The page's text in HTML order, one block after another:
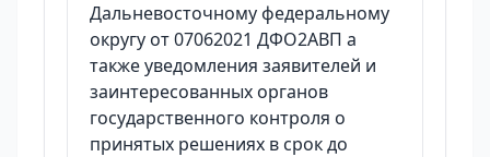
Дальневосточному федеральному
округу от 07062021 ДФО2АВП а
также уведомления заявителей и
заинтересованных органов
государственного контроля о
принятых решениях в срок до